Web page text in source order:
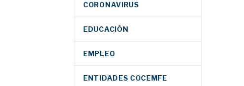
CORONAVIRUS
EDUCACIÓN
EMPLEO
ENTIDADES COCEMFE